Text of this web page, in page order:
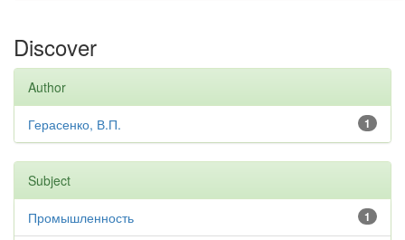
Discover
Author
1
Герасенко, В.П.
Subject
1
Промышленность